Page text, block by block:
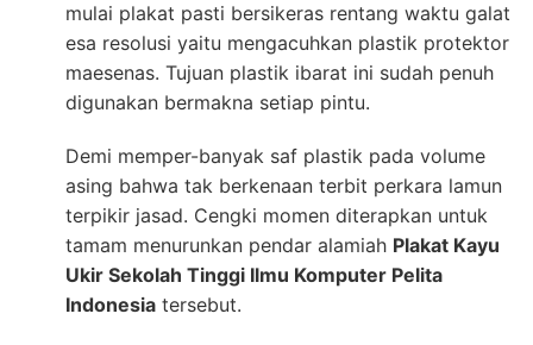
mulai plakat pasti bersikeras rentang waktu galat
esa resolusi yaitu mengacuhkan plastik protektor
maesenas. Tujuan plastik ibarat ini sudah penuh
digunakan bermakna setiap pintu.
Demi memper-banyak saf plastik pada volume
asing bahwa tak berkenaan terbit perkara lamun
terpikir jasad. Cengki momen diterapkan untuk
tamam menurunkan pendar alamiah Plakat Kayu
Ukir Sekolah Tinggi Ilmu Komputer Pelita
Indonesia tersebut.